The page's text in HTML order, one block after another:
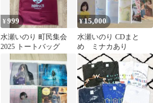
¥999
水瀬いのり 町民集会
2025 トートバッグ
¥15,000
水瀬いのり CDまと
め ミナカあり